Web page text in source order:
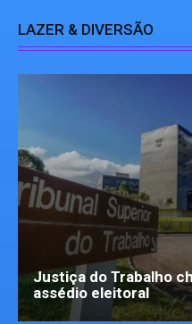
LAZER & DIVERSÃO
Justiça do Trabalho
assédio eleitoral